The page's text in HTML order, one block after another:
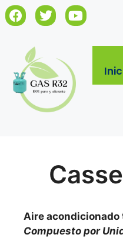
Aire
Compuesto por